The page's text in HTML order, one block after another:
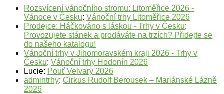
Rozsvícení vánočního stromu: Litoměřice 2026 -
Vánoce v Česku: Vánoční trhy Litoměřice 2026
Prodejce: Háčkováno s láskou - Trhy v Česku:
Provozujete stánek a prodáváte na trzích? Přidejte se
do našeho katalogu!
Vánoční trhy v Jihomoravském kraji 2026 - Trhy v
Česku: Vánoční trhy Hodonín 2026
Lucie: Pouť Velvary 2026
admintrhy: Cirkus Rudolf Berousek – Mariánské Lázně
2026